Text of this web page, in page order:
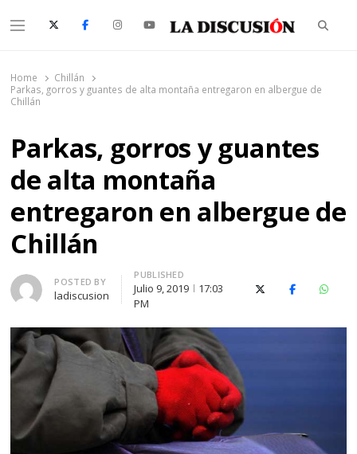
Menu
Home
Chillán
Parkas, gorros y guantes de alta montaña entregaron en albergue de
Chillán
Parkas, gorros y guantes
de alta montaña
entregaron en albergue de
Chillán
Author
POSTED BY
ladiscusion
PUBLISHED
Julio 9, 2019
17:03
PM
X (Twitter)Facebook